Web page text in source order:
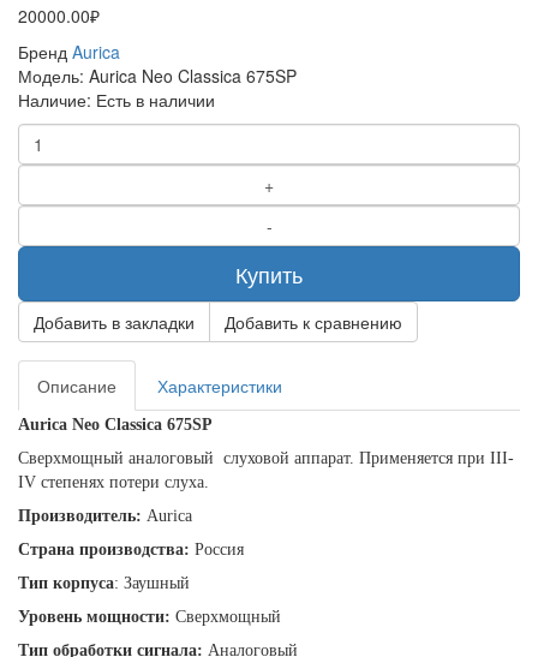
20000.00₽
Бренд Aurica
Модель: Aurica Neo Classica 675SP
Наличие: Есть в наличии
Купить
Добавить в закладки Добавить к сравнению
Описание Характеристики
Aurica Neo Classica 675SP
Сверхмощный аналоговый слуховой аппарат. Применяется при III-
IV степенях потери слуха.
Производитель: Aurica
Страна производства: Россия
Тип корпуса: Заушный
Уровень мощности: Сверхмощный
Тип обработки сигнала: Аналоговый